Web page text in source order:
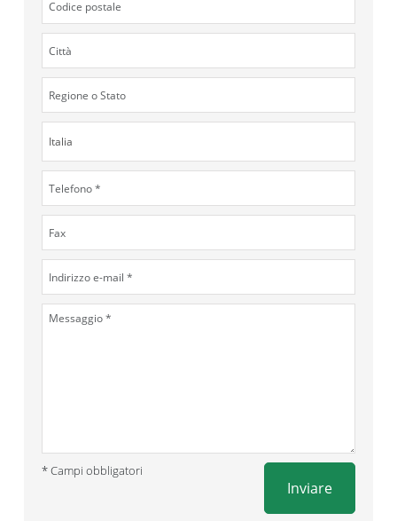
* Campi obbligatori
Inviare